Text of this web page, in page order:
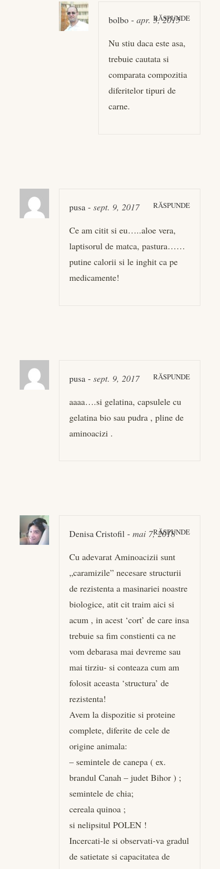
bolbo - apr. 3, 2015
RĂSPUNDE
Nu stiu daca este asa,
trebuie cautata si
comparata compozitia
diferitelor tipuri de
carne.
pusa - sept. 9, 2017 RĂSPUNDE
Ce am citit si eu…..aloe vera,
laptisorul de matca, pastura……
putine calorii si le inghit ca pe
medicamente!
pusa - sept. 9, 2017 RĂSPUNDE
aaaa….si gelatina, capsulele cu
gelatina bio sau pudra , pline de
aminoacizi .
Denisa Cristofil - mai 7, 2018
RĂSPUNDE
Cu adevarat Aminoacizii sunt
„caramizile” necesare structurii
de rezistenta a masinariei noastre
biologice, atit cit traim aici si
acum , in acest ‘cort’ de care insa
trebuie sa fim constienti ca ne
vom debarasa mai devreme sau
mai tirziu- si conteaza cum am
folosit aceasta ‘structura’ de
rezistenta!
Avem la dispozitie si proteine
complete, diferite de cele de
origine animala:
– semintele de canepa ( ex.
brandul Canah – judet Bihor ) ;
semintele de chia;
cereala quinoa ;
si nelipsitul POLEN !
Incercati-le si observati-va gradul
de satietate si capacitatea de